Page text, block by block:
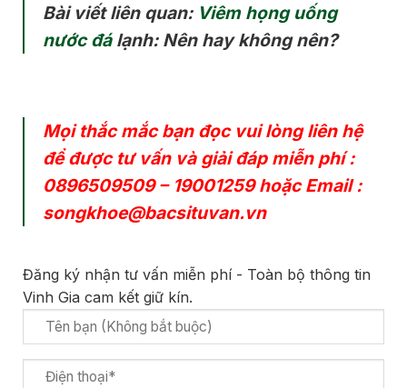
Bài viết liên quan: Viêm họng uống
nước đálạnh: Nên hay không nên?
Mọi thắc mắc bạn đọc vui lòng liên hệ
để được tư vấn và giải đáp miễn phí :
0896509509– 19001259hoặc Email :
songkhoe@bacsituvan.vn
Đăng ký nhận tư vấn miễn phí - Toàn bộ thông tin
Vinh Gia cam kết giữ kín.